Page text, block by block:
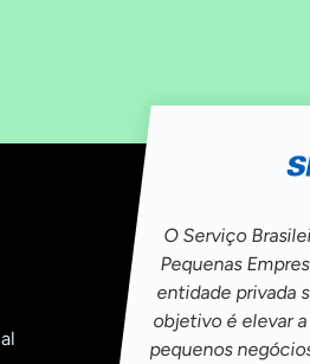
O Serviço
Pequenas
entidade privada
objetivo é elevar
pequenos